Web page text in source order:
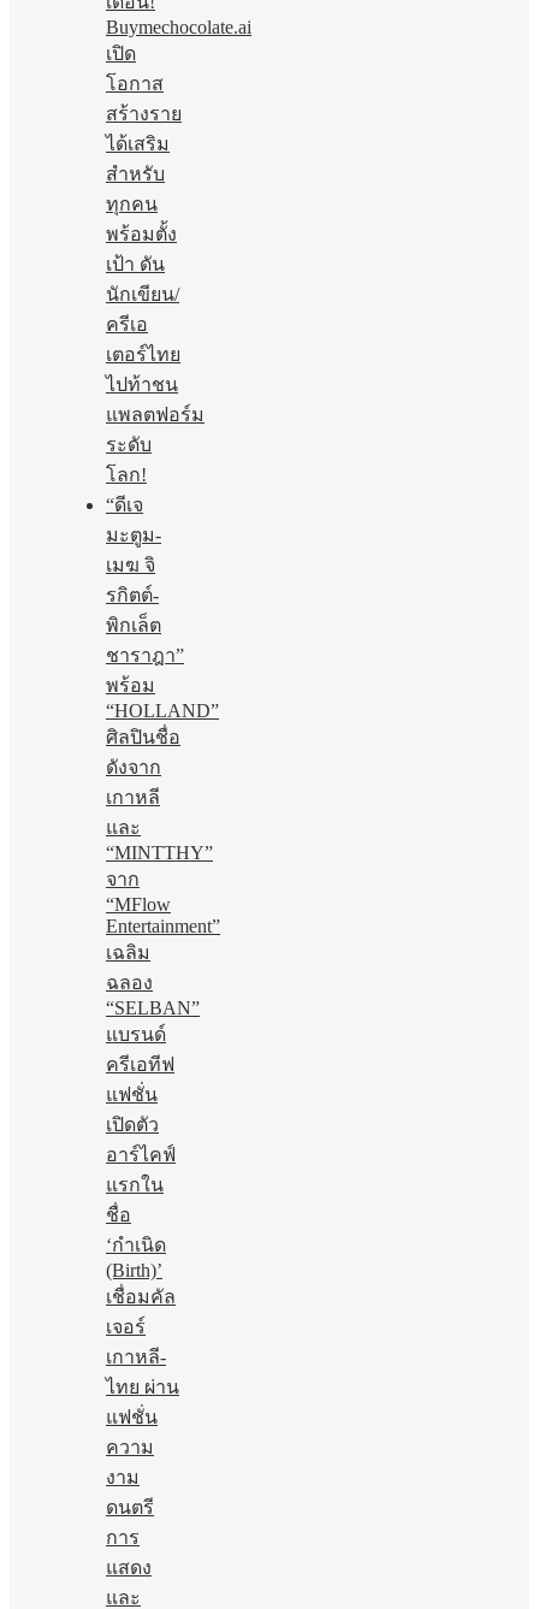
Buymechocolate.ai
เปิด
โอกาส
สร้างราย
ได้เสริม
สำหรับ
ทุกคน
พร้อมตั้ง
เป้า ดัน
นักเขียน/
ครีเอ
เตอร์ไทย
ไปท้าชน
แพลตฟอร์ม
ระดับ
โลก!
“ดีเจ
มะตูม-
เมฆ จิ
รกิตต์-
พิกเล็ต
ชาราฎา”
พร้อม
“HOLLAND”
ศิลปินชื่อ
ดังจาก
เกาหลี
และ
“MINTTHY”
จาก
“MFlow
Entertainment”
เฉลิม
ฉลอง
“SELBAN”
แบรนด์
ครีเอทีฟ
แฟชั่น
เปิดตัว
อาร์ไคฟ์
แรกใน
ชื่อ
‘กำเนิด
(Birth)’
เชื่อมคัล
เจอร์
เกาหลี-
ไทย ผ่าน
แฟชั่น
ความ
งาม
ดนตรี
การ
แสดง
และ